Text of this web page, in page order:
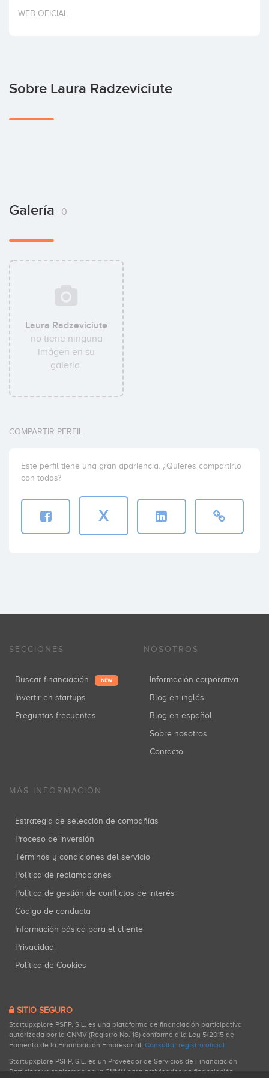
Invertir
WEB OFICIAL
Sobre Laura Radzeviciute
Galería 0
Laura Radzeviciute
no tiene ninguna
imágen en su
galería.
COMPARTIR PERFIL
Este perfil tiene una gran apariencia. ¿Quieres compartirlo
con todos?
X
SECCIONES
Buscar financiación NEW
Invertir en startups
Preguntas frecuentes
NOSOTROS
Información corporativa
Blog en inglés
Blog en español
Sobre nosotros
Contacto
MÁS INFORMACIÓN
Estrategia de selección de compañías
Proceso de inversión
Términos y condiciones del servicio
Política de reclamaciones
Política de gestión de conflictos de interés
Código de conducta
Información básica para el cliente
Privacidad
Política de Cookies
SITIO SEGURO
Startupxplore PSFP, S.L. es una plataforma de financiación participativa
autorizada por la CNMV (Registro No. 18) conforme a la Ley 5/2015 de
Fomento de la Financiación Empresarial. Consultar registro oficial.
Startupxplore PSFP, S.L. es un Proveedor de Servicios de Financiación
Participativa registrado en la CNMV para actividades de financiación